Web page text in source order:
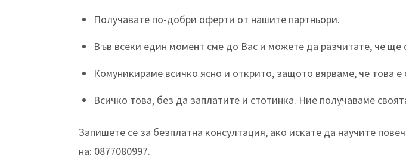
Получавате по-добри оферти от нашите партньори.
Във всеки един момент сме до Вас и можете да разчитате, че ще
Комуникираме всичко ясно и открито, защото вярваме, че това
Всичко това, без да заплатите и стотинка. Ние получаваме
Запишете се за безплатна консултация, ако искате да научите
на: 0877080997.